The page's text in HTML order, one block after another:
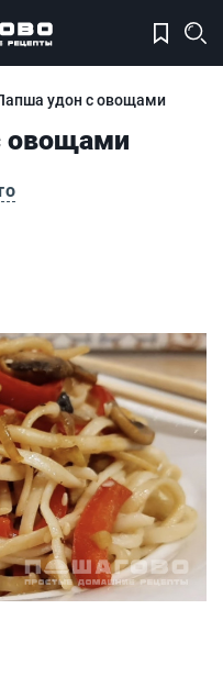
удон с овощами
овощами